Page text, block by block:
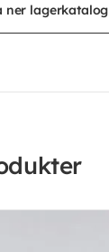
ner lagerkatalog